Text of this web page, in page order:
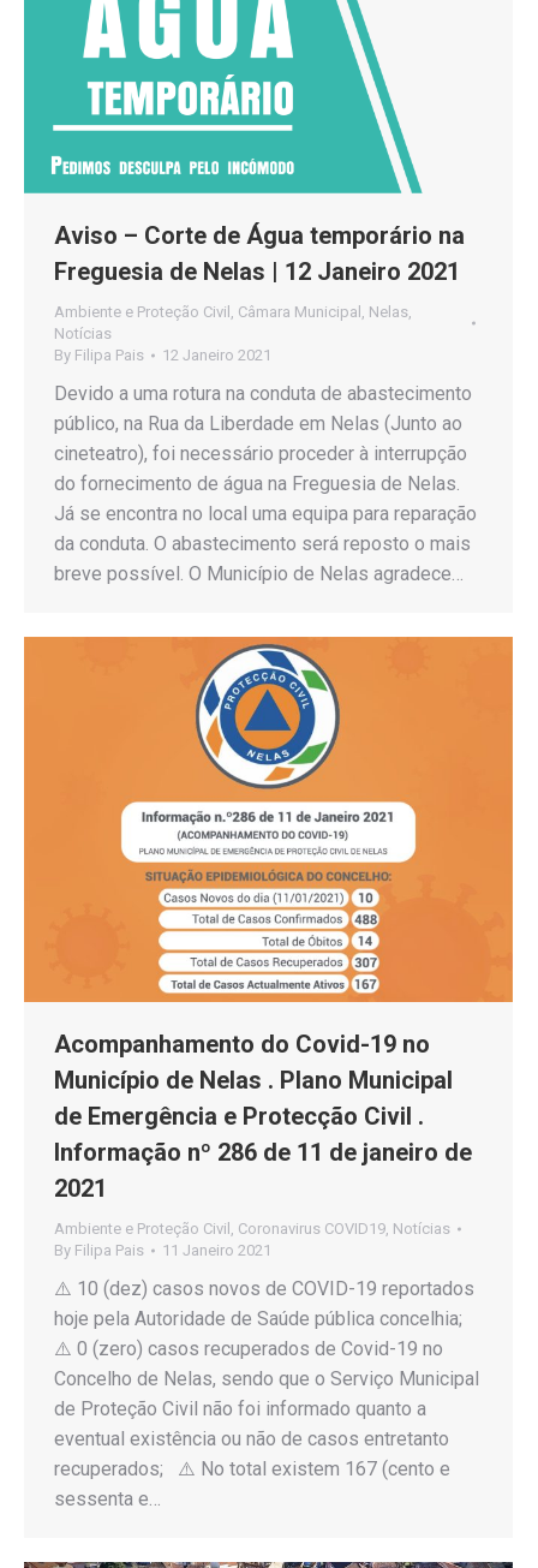
Aviso – Corte de Água temporário na
Freguesia de Nelas | 12 Janeiro 2021
Ambiente e Proteção Civil , Câmara Municipal , Nelas,
Notícias
By Filipa Pais 12 Janeiro 2021
Devido a uma rotura na conduta de abastecimento
público, na Rua da Liberdade em Nelas (Junto ao
cineteatro), foi necessário proceder à interrupção
do fornecimento de água na Freguesia de Nelas.
Já se encontra no local uma equipa para reparação
da conduta. O abastecimento será reposto o mais
breve possível. O Município de Nelas agradece…
Acompanhamento do Covid-19 no
Município de Nelas . Plano Municipal
de Emergência e Protecção Civil .
Informação nº 286 de 11 de janeiro de
2021
Ambiente e Proteção Civil , Coronavirus COVID19, Notícias
By Filipa Pais 11 Janeiro 2021
⚠️ 10 (dez) casos novos de COVID-19 reportados
hoje pela Autoridade de Saúde pública concelhia;
⚠️ 0 (zero) casos recuperados de Covid-19 no
Concelho de Nelas, sendo que o Serviço Municipal
de Proteção Civil não foi informado quanto a
eventual existência ou não de casos entretanto
recuperados; ⚠️ No total existem 167 (cento e
sessenta e…